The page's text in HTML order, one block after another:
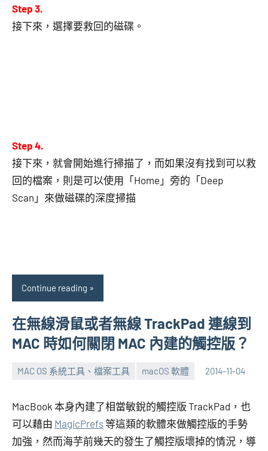
Step 3.
接下來，選擇要救回的磁碟。
Step 4.
接下來，就會開始進行掃描了，而如果沒有找到可以救
回的檔案，則是可以使用「Home」旁的「Deep
Scan」來做磁碟的深度掃描
Continue reading
在無線滑鼠或者無線 TrackPad 連線到
MAC 時如何關閉 MAC 內建的觸控版？
MAC OS 系統工具、檔案工具 macOS 軟體 2014-11-04
芋
MacBook 本身內建了相當敏銳的觸控版 TrackPad，也
可以藉由 MagicPrefs 等這類的軟體來做觸控版的手勢
加強，然而海芋前幾天的發生了觸控版壞掉的情況，導